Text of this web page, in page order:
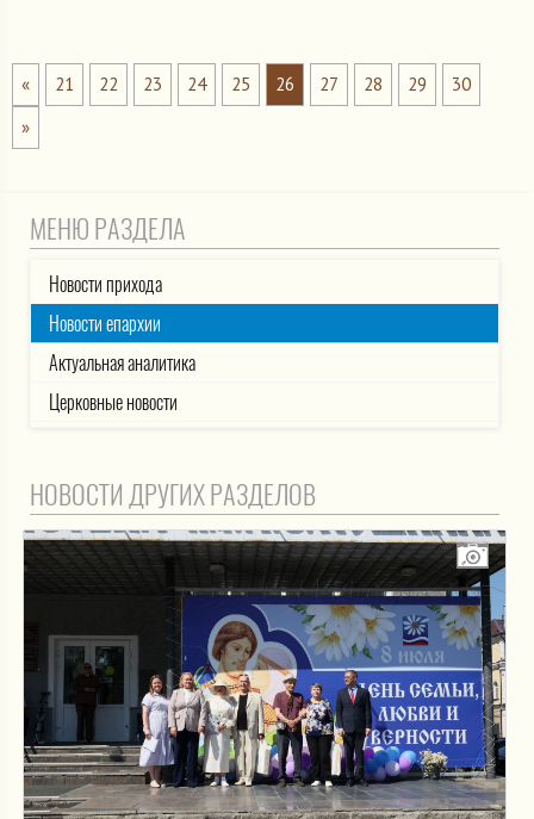
« 21 22 23 24 25 26 27 28 29
30
»
МЕНЮ РАЗДЕЛА
Новости прихода
Новости епархии
Актуальная аналитика
Церковные новости
НОВОСТИ ДРУГИХ РАЗДЕЛОВ